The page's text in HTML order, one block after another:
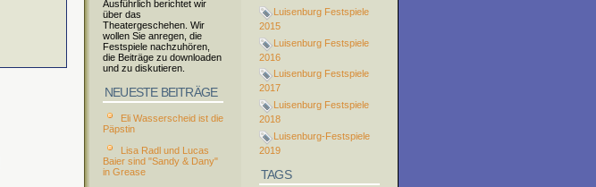
Luisenburg Festspiele
2015
Luisenburg Festspiele
2016
Luisenburg Festspiele
2017
Luisenburg Festspiele
2018
Luisenburg-Festspiele
2019
TAGS
Ausführlich berichtet wir
über das
Theatergeschehen. Wir
wollen Sie anregen, die
Festspiele nachzuhören,
die Beiträge zu downloaden
und zu diskutieren.
NEUESTE BEITRÄGE
Eli Wasserscheid ist die
Päpstin
Lisa Radl und Lucas
Baier sind "Sandy & Dany"
in Grease